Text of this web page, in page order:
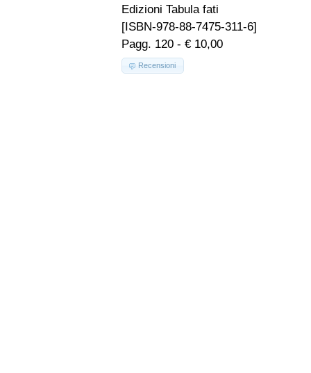
Edizioni Tabula fati
[ISBN-978-88-7475-311-6]
Pagg. 120 - € 10,00
Recensioni